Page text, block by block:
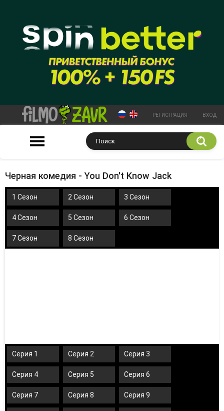
РЕГИСТРАЦИЯ ВХОД
Черная комедия - You Don't Know Jack
1 Сезон 2 Сезон 3 Сезон
4 Сезон 5 Сезон 6 Сезон
7 Сезон 8 Сезон
Серия 1 Серия 2 Серия 3
Серия 4 Серия 5 Серия 6
Серия 7 Серия 8 Серия 9